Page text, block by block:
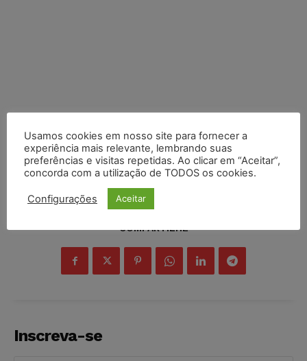
COMPARTILHE
Inscreva-se
Usamos cookies em nosso site para fornecer a
experiência mais relevante, lembrando suas
preferências e visitas repetidas. Ao clicar em “Aceitar”,
concorda com a utilização de TODOS os cookies.
Configurações Aceitar